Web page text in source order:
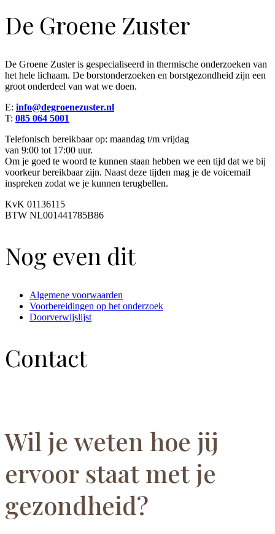
De Groene Zuster
De Groene Zuster is gespecialiseerd in thermische onderzoeken van
het hele lichaam. De borstonderzoeken en borstgezondheid zijn een
groot onderdeel van wat we doen.
E: info@degroenezuster.nl
T: 085 064 5001
Telefonisch bereikbaar op: maandag t/m vrijdag
van 9:00 tot 17:00 uur.
Om je goed te woord te kunnen staan hebben we een tijd dat we bij
voorkeur bereikbaar zijn. Naast deze tijden mag je de voicemail
inspreken zodat we je kunnen terugbellen.
KvK 01136115
BTW NL001441785B86
Nog even dit
Algemene voorwaarden
Voorbereidingen op het onderzoek
Doorverwijslijst
Contact
Wil je weten hoe jij
ervoor staat met je
gezondheid?